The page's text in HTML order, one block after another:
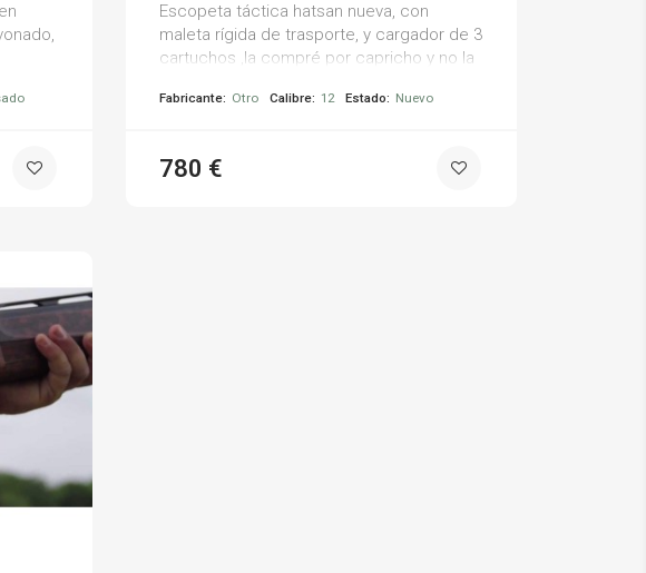
Escopeta táctica hatsan nueva, con
maleta rígida de trasporte, y cargador de 3
cartuchos ,la compré por capricho y no la
Fabricante: Otro Calibre: 12 Estado: Nuevo
780 €